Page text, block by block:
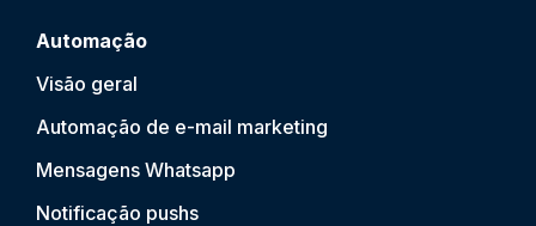
Automação
Visão geral
Automação de e-mail marketing
Mensagens Whatsapp
Notificação pushs